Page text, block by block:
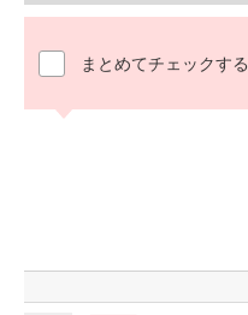
まとめてチェックする